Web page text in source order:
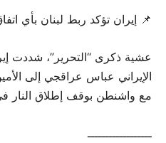
📌 إيران تؤكد ربط لبنان بأي
عشية ذكرى “التحرير”، شددت
الإيراني عباس عراقجي إلى
مع واشنطن بوقف إطلاق النار
ــــــــــــــــــ